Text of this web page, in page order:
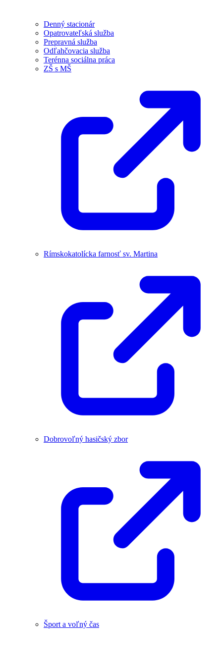
Denný stacionár
Opatrovateľská služba
Prepravná služba
Odľahčovacia služba
Terénna sociálna práca
ZŠ s MŠ
Rímskokatolícka farnosť sv. Martina
Dobrovoľný hasičský zbor
Šport a voľný čas